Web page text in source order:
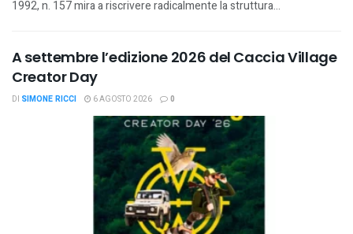
1992, n. 157 mira a riscrivere radicalmente la struttura...
A settembre l’edizione 2026 del Caccia Village
Creator Day
DI SIMONE RICCI 6 AGOSTO 2026 0